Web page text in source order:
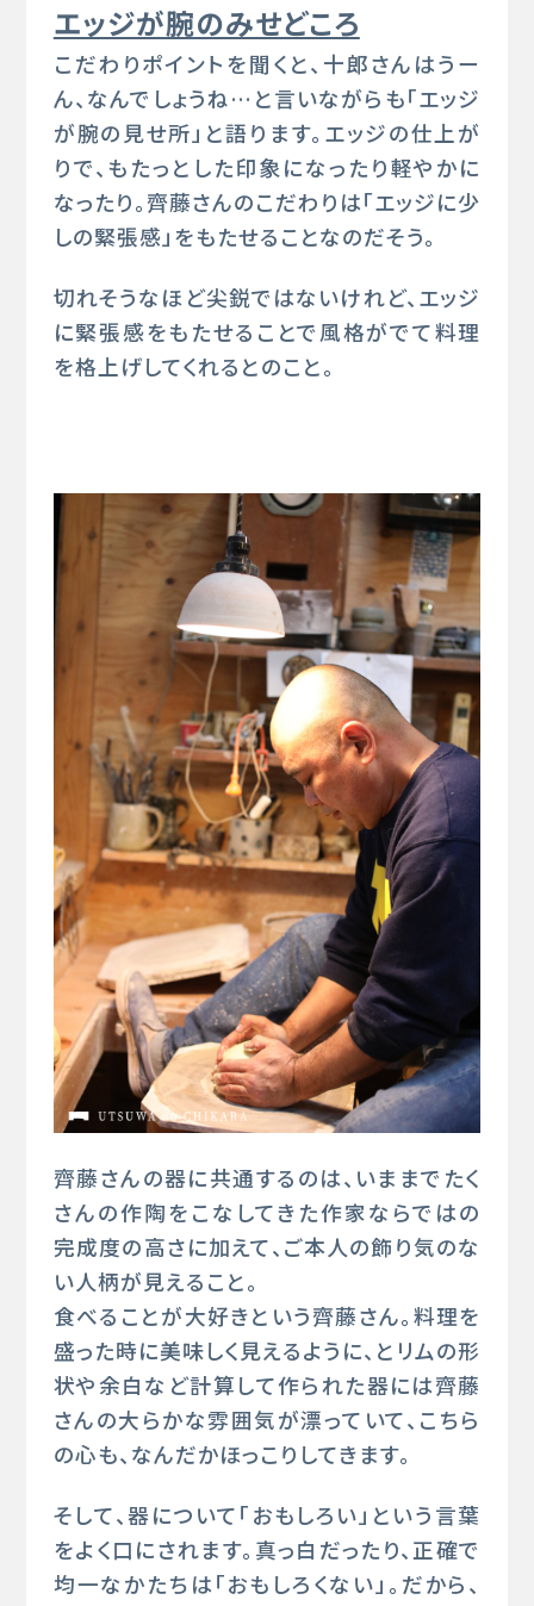
CONCEPT
作家の器とは
ITEM
ARTIST
MAGAZINE
特定商取引法に基づく表示
プライバシーポリシー
FAQ
サブスク / レンタルご利用ガイド（カウリル）
サブスク / レンタル規約（カウリル）
エッジが腕のみせどころ
こだわりポイントを聞くと、十郎さんはうー
ん、なんでしょうね…と言いながらも「エッジ
が腕の見せ所」と語ります。エッジの仕上が
りで、もたっとした印象になったり軽やかに
なったり。齊藤さんのこだわりは「エッジに少
しの緊張感」をもたせることなのだそう。
切れそうなほど尖鋭ではないけれど、エッジ
に緊張感をもたせることで風格がでて料理
を格上げしてくれるとのこと。
齊藤さんの器に共通するのは、いままでたく
さんの作陶をこなしてきた作家ならではの
完成度の高さに加えて、ご本人の飾り気のな
い人柄が見えること。
食べることが大好きという齊藤さん。料理を
盛った時に美味しく見えるように、とリムの形
状や余白など計算して作られた器には齊藤
さんの大らかな雰囲気が漂っていて、こちら
の心も、なんだかほっこりしてきます。
そして、器について「おもしろい」という言葉
をよく口にされます。真っ白だったり、正確で
均一なかたちは「おもしろくない」。だから、